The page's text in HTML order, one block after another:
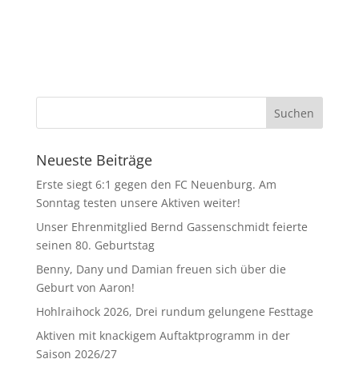
Neueste Beiträge
Erste siegt 6:1 gegen den FC Neuenburg. Am
Sonntag testen unsere Aktiven weiter!
Unser Ehrenmitglied Bernd Gassenschmidt feierte
seinen 80. Geburtstag
Benny, Dany und Damian freuen sich über die
Geburt von Aaron!
Hohlraihock 2026, Drei rundum gelungene Festtage
Aktiven mit knackigem Auftaktprogramm in der
Saison 2026/27